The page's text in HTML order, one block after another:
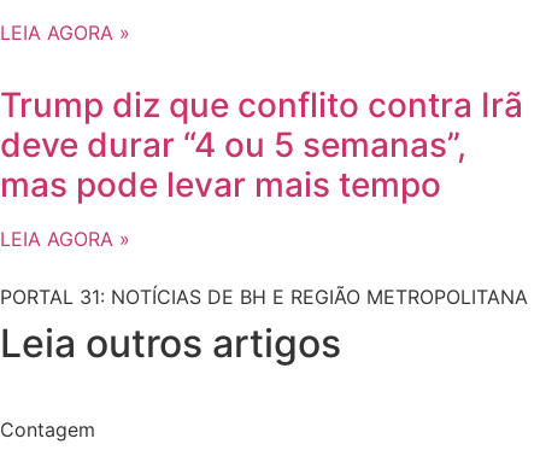
LEIA AGORA »
Trump diz que conflito contra Irã
deve durar “4 ou 5 semanas”,
mas pode levar mais tempo
LEIA AGORA »
PORTAL 31: NOTÍCIAS DE BH E REGIÃO METROPOLITANA
Leia outros artigos
Contagem